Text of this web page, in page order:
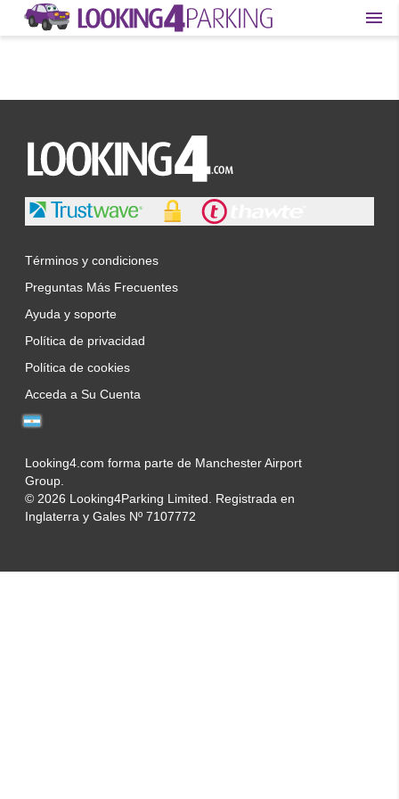
Términos y condiciones
Preguntas Más Frecuentes
Ayuda y soporte
Política de privacidad
Política de cookies
Acceda a Su Cuenta
Looking4.com forma parte de Manchester Airport
Group.
© 2026 Looking4Parking Limited. Registrada en
Inglaterra y Gales Nº 7107772